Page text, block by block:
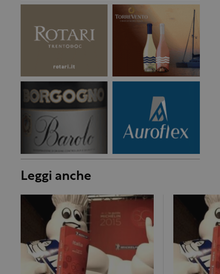
Leggi anche